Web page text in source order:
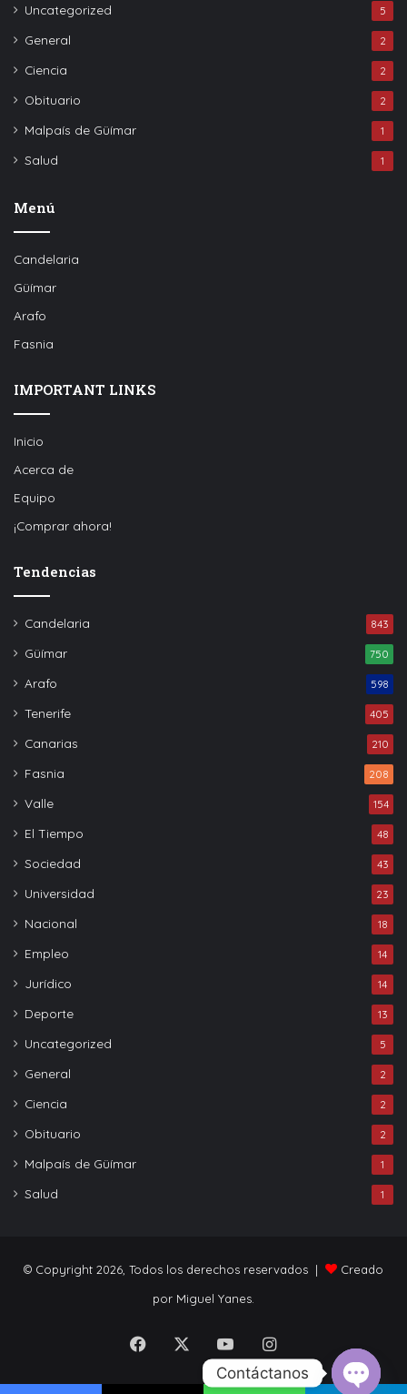
Uncategorized 5
General 2
Ciencia 2
Obituario 2
Malpaís de Güímar 1
Salud 1
Menú
Candelaria
Güímar
Arafo
Fasnia
IMPORTANT LINKS
Inicio
Acerca de
Equipo
¡Comprar ahora!
Tendencias
Candelaria 843
Güímar 750
Arafo 598
Tenerife 405
Canarias 210
Fasnia 208
Valle 154
El Tiempo 48
Sociedad 43
Universidad 23
Nacional 18
Empleo 14
Jurídico 14
Deporte 13
Uncategorized 5
General 2
Ciencia 2
Obituario 2
Malpaís de Güímar 1
Salud 1
© Copyright 2026, Todos los derechos reservados |
Creado
por Miguel Yanes.
Facebook YouTubeInstagram
Contáctanos